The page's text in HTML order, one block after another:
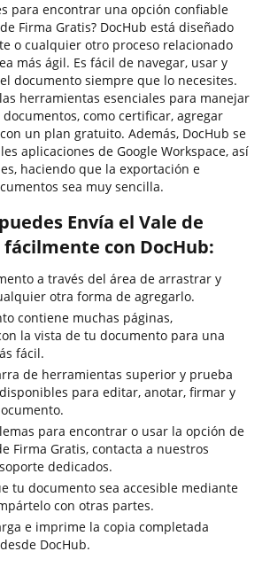
para encontrar una opción confiable
Firma Gratis? DocHub está diseñado
o cualquier otro proceso relacionado
más ágil. Es fácil de navegar, usar y
documento siempre que lo necesites.
herramientas esenciales para manejar
como certificar, agregar
un plan gratuito. Además, DocHub se
aplicaciones de Google Workspace, así
haciendo que la exportación e
sea muy sencilla.
Envía el Vale de
con DocHub:
a través del área de arrastrar y
otra forma de agregarlo.
contiene muchas páginas,
la vista de tu documento para una
fácil.
de herramientas superior y prueba
para editar, anotar, firmar y
para encontrar o usar la opción de
Firma Gratis, contacta a nuestros
dedicados.
tu documento sea accesible mediante
con otras partes.
e imprime la copia completada
DocHub.